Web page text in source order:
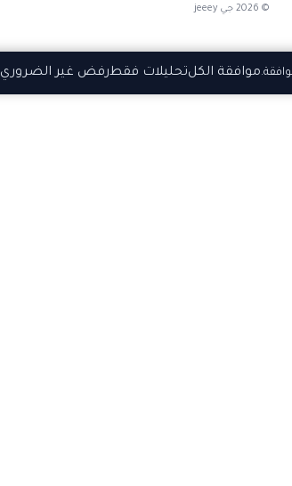
©
2026 جي jeeey
موافقة الكلتحليلات فقطرفض غير الضروري